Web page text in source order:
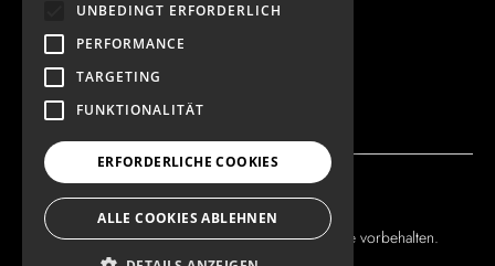
Instagram
LinkedIn
© 2026 Real Estate Architecture Awards. Alle Rechte vorbehalten.
Cookie-Einstellungen
UNBEDINGT ERFORDERLICH
PERFORMANCE
TARGETING
FUNKTIONALITÄT
ERFORDERLICHE COOKIES
ALLE COOKIES ABLEHNEN